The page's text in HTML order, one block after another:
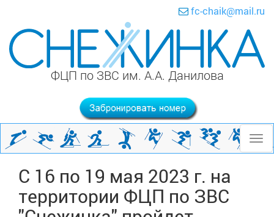
fc-chaik@mail.ru
ФЦП по ЗВС им. А.А. Данилова
С 16 по 19 мая 2023 г. на
территории ФЦП по ЗВС